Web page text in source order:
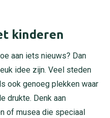
kinderen
aan iets nieuws? Dan
idee zijn. Veel steden
ook genoeg plekken waar
drukte. Denk aan
of musea die speciaal